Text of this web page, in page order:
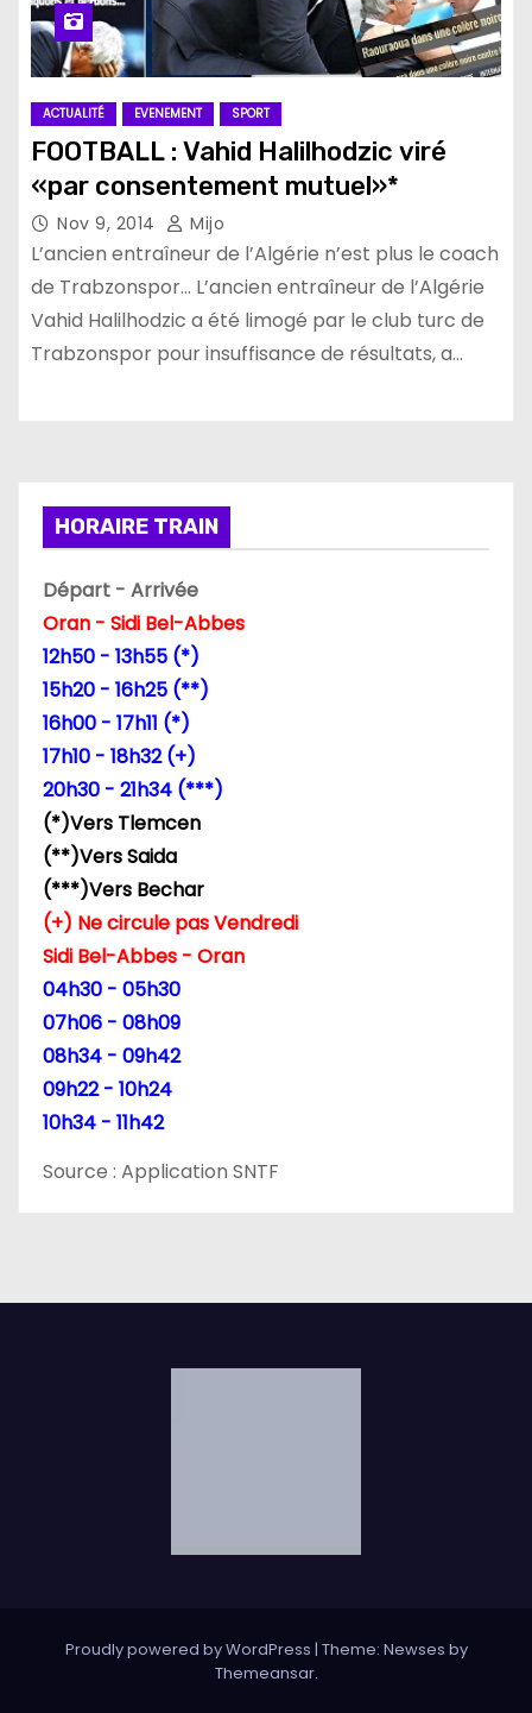
ACTUALITÉ EVENEMENT SPORT
FOOTBALL : Vahid Halilhodzic viré
«par consentement mutuel»*
Nov 9, 2014 Mijo
L’ancien entraîneur de l’Algérie n’est plus le coach
de Trabzonspor… L’ancien entraîneur de l’Algérie
Vahid Halilhodzic a été limogé par le club turc de
Trabzonspor pour insuffisance de résultats, a…
HORAIRE TRAIN
Départ - Arrivée
Oran - Sidi Bel-Abbes
12h50 - 13h55 (*)
15h20 - 16h25 (**)
16h00 - 17h11 (*)
17h10 - 18h32 (+)
20h30 - 21h34 (***)
(*)Vers Tlemcen
(**)Vers Saida
(***)Vers Bechar
(+) Ne circule pas Vendredi
Sidi Bel-Abbes - Oran
04h30 - 05h30
07h06 - 08h09
08h34 - 09h42
09h22 - 10h24
10h34 - 11h42
Source : Application SNTF
Proudly powered by WordPress | Theme: Newses by
Themeansar.